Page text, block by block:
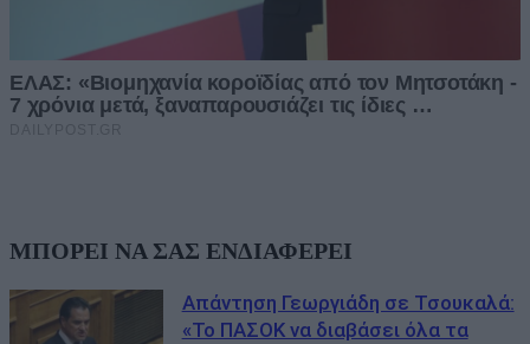
ΜΠΟΡΕΙ ΝΑ ΣΑΣ ΕΝΔΙΑΦΕΡΕΙ
Απάντηση Γεωργιάδη σε Τσουκαλά:
«Το ΠΑΣΟΚ να διαβάσει όλα τα